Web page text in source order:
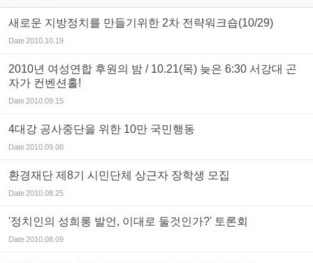
새로운 지방정치를 만들기위한 2차 전략워크숍(10/29)
Date2010.10.19
2010년 여성연합 후원의 밤 / 10.21(목) 늦은 6:30 서강대 곤
자가 컨벤션홀!
Date2010.09.15
4대강 공사중단을 위한 10만 국민행동
Date2010.09.08
환경재단 제8기 시민단체 상근자 장학생 모집
Date2010.08.25
'정치인의 성희롱 발언, 이대로 둘것인가?' 토론회
Date2010.08.09